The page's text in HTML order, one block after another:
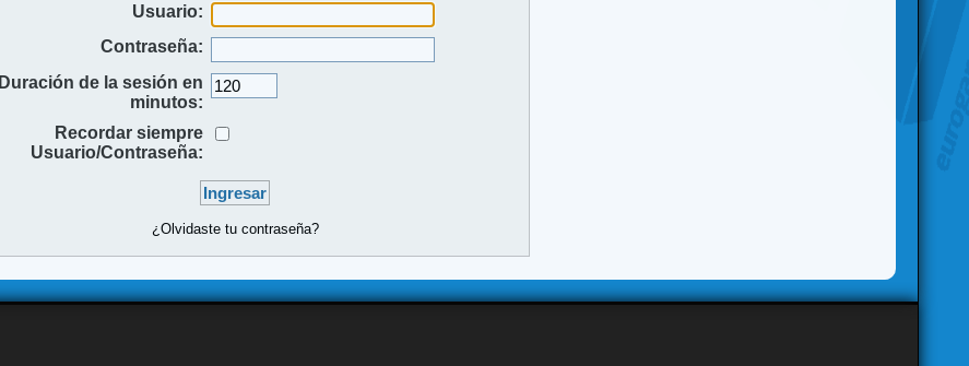
Usuario:
Contraseña:
Duración de la sesión en
minutos:
Recordar siempre
Usuario/Contraseña:
¿Olvidaste tu contraseña?